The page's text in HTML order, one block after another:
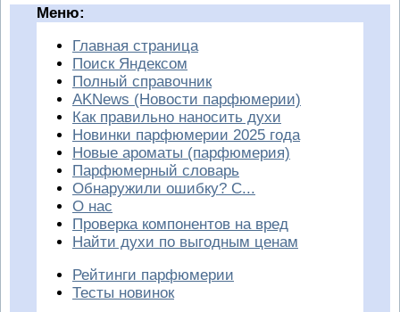
Меню:
Главная страница
Поиск Яндексом
Полный справочник
AKNews (Новости парфюмерии)
Как правильно наносить духи
Новинки парфюмерии 2025 года
Новые ароматы (парфюмерия)
Парфюмерный словарь
Обнаружили ошибку? С...
О нас
Проверка компонентов на вред
Найти духи по выгодным ценам
Рейтинги парфюмерии
Тесты новинок